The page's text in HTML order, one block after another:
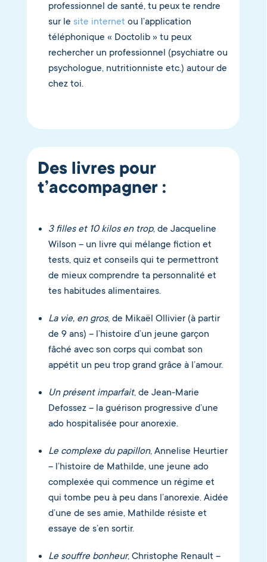
professionnel de santé, tu peux te rendre
sur le site internet ou l’application
téléphonique « Doctolib » tu peux
rechercher un professionnel (psychiatre ou
psychologue, nutritionniste etc.) autour de
chez toi.
Des livres pour
t’accompagner :
3 filles et 10 kilos en trop, de Jacqueline
Wilson – un livre qui mélange fiction et
tests, quiz et conseils qui te permettront
de mieux comprendre ta personnalité et
tes habitudes alimentaires.
La vie, en gros, de Mikaël Ollivier (à partir
de 9 ans) – l’histoire d’un jeune garçon
fâché avec son corps qui combat son
appétit un peu trop grand grâce à l’amour.
Un présent imparfait, de Jean-Marie
Defossez – la guérison progressive d’une
ado hospitalisée pour anorexie.
Le complexe du papillon, Annelise Heurtier
– l’histoire de Mathilde, une jeune ado
complexée qui commence un régime et
qui tombe peu à peu dans l’anorexie. Aidée
d’une de ses amie, Mathilde résiste et
essaye de s’en sortir.
Le souffre bonheur, Christophe Renault –